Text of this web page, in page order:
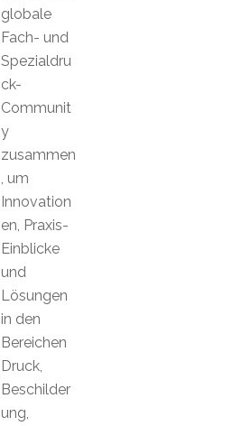
globale
Fach- und
Spezialdru
ck-
Communit
y
zusammen
, um
Innovation
en, Praxis-
Einblicke
und
Lösungen
in den
Bereichen
Druck,
Beschilder
ung,